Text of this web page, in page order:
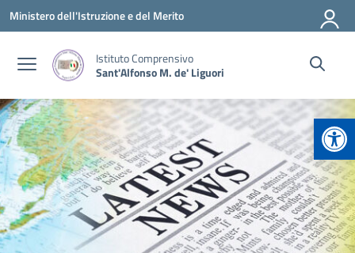
Vai ai contenuti
Vai al menu di navigazione
Vai al footer
Ministero dell'Istruzione e del Merito
Istituto Comprensivo
Sant'Alfonso M. de' Liguori